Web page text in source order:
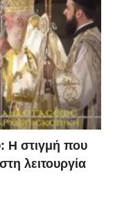
Η στιγμή που
λειτουργία